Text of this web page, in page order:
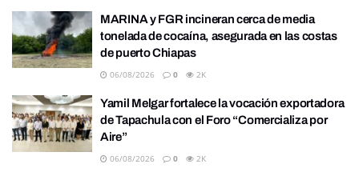
MARINA y FGR incineran cerca de media
tonelada de cocaína, asegurada en las costas
de puerto Chiapas
06/08/2026 0 2K
Yamil Melgar fortalece la vocación exportadora
de Tapachula con el Foro “Comercializa por
Aire”
06/08/2026 0 2K